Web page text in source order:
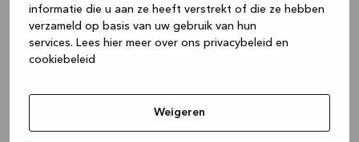
informatie die u aan ze heeft verstrekt of die ze hebben
verzameld op basis van uw gebruik van hun
services. Lees hier meer over ons privacybeleid en
cookiebeleid
Weigeren
(see the browser console for more
information).